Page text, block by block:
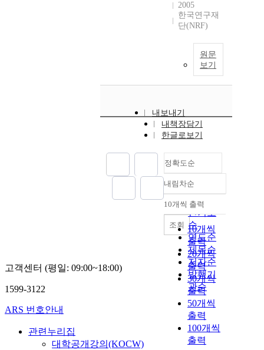
2005
한국연구재
단(NRF)
원문
보기
내보내기
내책장담기
한글로보기
정확도순
정확도
순
인기도
순
연도순
제목순
저자순
발행기
관순
내림차순
내림차순
10개씩 출력
10개씩
출력
20개씩
출력
30개씩
출력
50개씩
출력
100개씩
출력
조회
고객센터 (평일: 09:00~18:00)
1599-3122
ARS 번호안내
관련누리집
대학공개강의(KOCW)